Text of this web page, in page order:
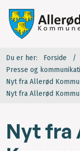
Du er her: Forside
Presse og
Nyt fra Allerød
Nyt fra Allerød
Nyt fra